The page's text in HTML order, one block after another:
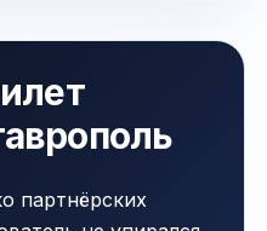
партнёрских